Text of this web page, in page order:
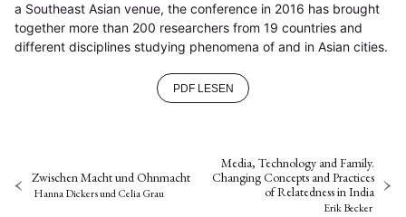
a Southeast Asian venue, the conference in 2016 has brought
together more than 200 researchers from 19 countries and
different disciplines studying phenomena of and in Asian cities.
PDF LESEN
Zwischen Macht und Ohnmacht
Hanna DickersundCelia Grau
Media, Technology and Family.
Changing Concepts and Practices
of Relatedness in India
Erik Becker